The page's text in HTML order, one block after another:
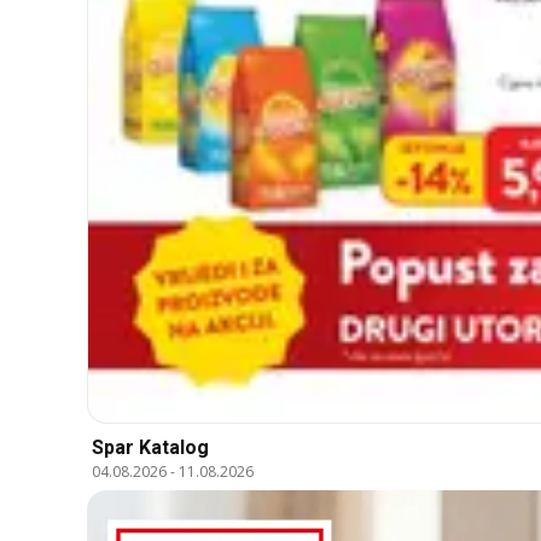
Spar Katalog
04.08.2026- 11.08.2026